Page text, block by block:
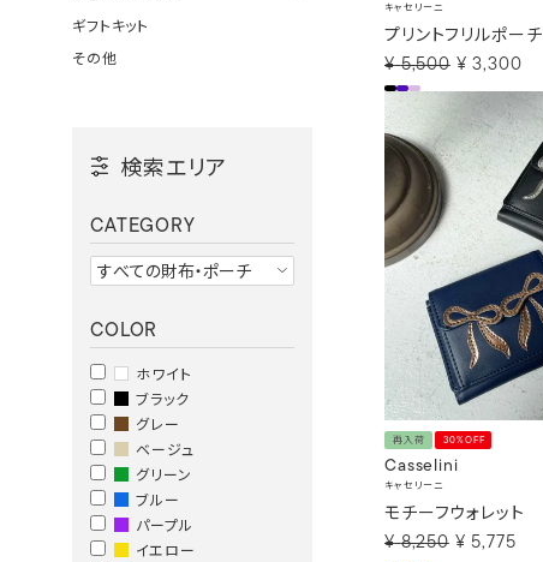
キャセリーニ
プリントフリルポーチ
¥ 5,500 ¥ 3,300
再入荷 30%OFF
Casselini
キャセリーニ
モチーフウォレット
¥ 8,250 ¥ 5,775
ギフトキット
その他
検索エリア
CATEGORY
COLOR
ホワイト
ブラック
グレー
ベージュ
グリーン
ブルー
パープル
イエロー